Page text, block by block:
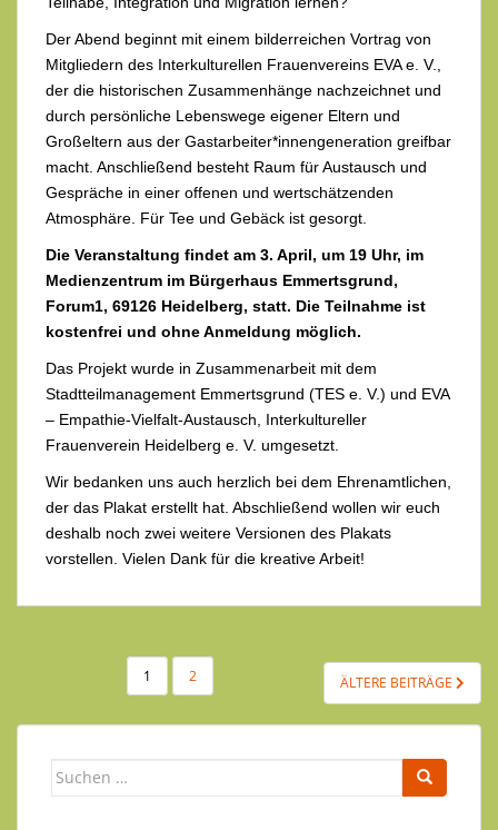
Der Abend beginnt mit einem bilderreichen Vortrag von
Mitgliedern des Interkulturellen Frauenvereins EVA e. V.,
der die historischen Zusammenhänge nachzeichnet und
durch persönliche Lebenswege eigener Eltern und
Großeltern aus der Gastarbeiter*innengeneration greifbar
macht. Anschließend besteht Raum für Austausch und
Gespräche in einer offenen und wertschätzenden
Atmosphäre. Für Tee und Gebäck ist gesorgt.
Die Veranstaltung findet am 3. April, um 19 Uhr, im
Medienzentrum im Bürgerhaus Emmertsgrund,
Forum1, 69126 Heidelberg, statt. Die Teilnahme ist
kostenfrei und ohne Anmeldung möglich.
Das Projekt wurde in Zusammenarbeit mit dem
Stadtteilmanagement Emmertsgrund (TES e. V.) und EVA
– Empathie-Vielfalt-Austausch, Interkultureller
Frauenverein Heidelberg e. V. umgesetzt.
Wir bedanken uns auch herzlich bei dem Ehrenamtlichen,
der das Plakat erstellt hat. Abschließend wollen wir euch
deshalb noch zwei weitere Versionen des Plakats
vorstellen. Vielen Dank für die kreative Arbeit!
SEITENNUMMERIERUNG
BEITRÄGE
1 2 ÄLTERE BEITRÄGE
Suchen